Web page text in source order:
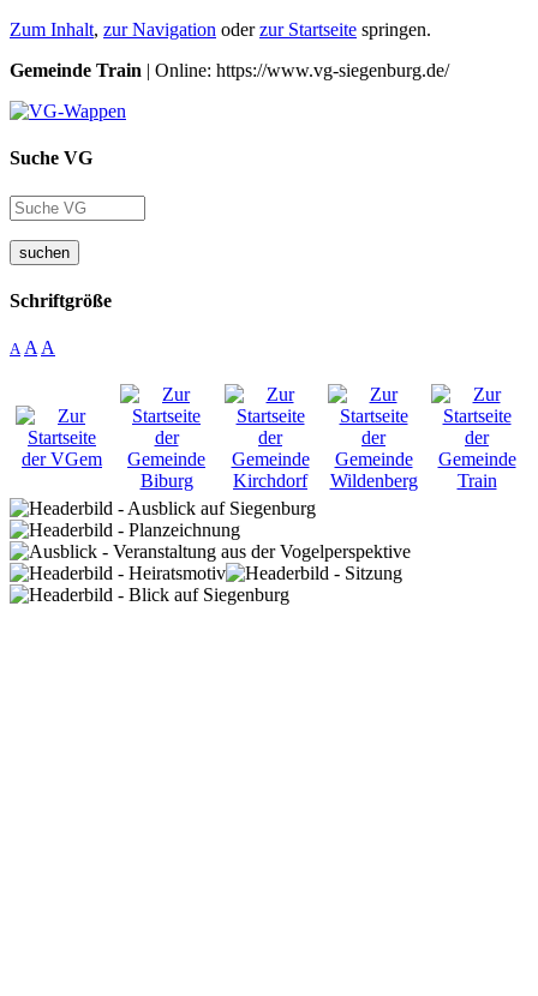
Zum Inhalt, zur Navigation oderzur Startseite springen.
Gemeinde Train | Online: https://www.vg-siegenburg.de/
Suche VG
suchen
Schriftgröße
A A A